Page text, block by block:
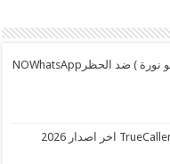
واتساب ابو عمر 2026 ( ابو نورة ) ضد الحظرNOWhatsApp